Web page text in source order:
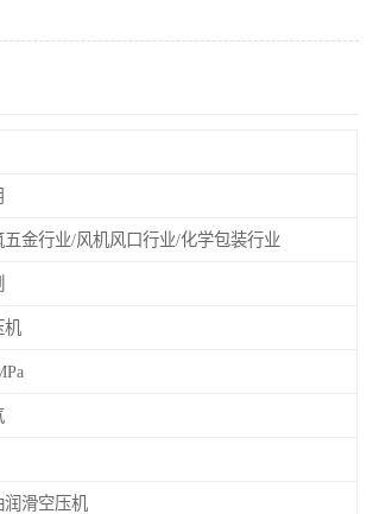
五金行业/风机风口行业/化学包装行业
机
润滑空压机